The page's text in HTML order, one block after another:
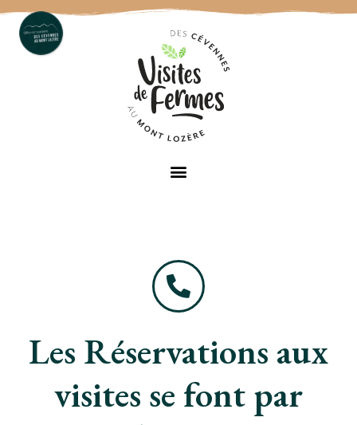
Les Réservations aux
visites se font par